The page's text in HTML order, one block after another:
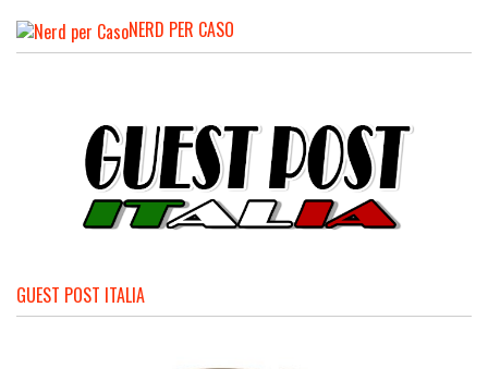
NERD PER CASO
GUEST POST ITALIA